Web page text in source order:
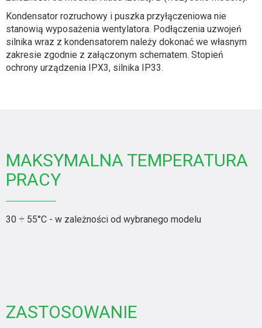
Kondensator rozruchowy i puszka przyłączeniowa nie
stanowią wyposażenia wentylatora. Podłączenia uzwojeń
silnika wraz z kondensatorem należy dokonać we własnym
zakresie zgodnie z załączonym schematem. Stopień
ochrony urządzenia IPX3, silnika IP33.
MAKSYMALNA TEMPERATURA
PRACY
30 ÷ 55°C - w zależności od wybranego modelu
ZASTOSOWANIE